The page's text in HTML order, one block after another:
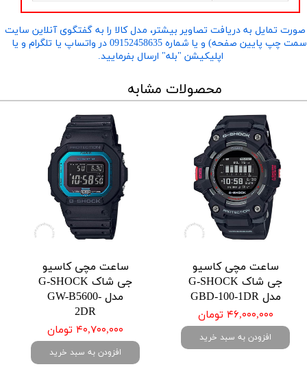
تمایل به دریافت تصاویر بیشتر، مدل کالا را به گفتگوی آنلاین سایت
​​​​​​​(سمت چپ پایین صفحه) و یا شماره 09152458635 در واتساپ یا تلگرام و یا
اپلیکیشن "بله" ارسال بفرمایید.
محصولات مشابه
ساعت مچی کاسیو
جی شاک G-SHOCK
مدل GBD-100-1DR
۴۶,۰۰۰,۰۰۰ تومان
افزودن به سبد خرید
ساعت مچی کاسیو
جی شاک G-SHOCK
مدل GW-B5600-
2DR
۴۰,۷۰۰,۰۰۰ تومان
افزودن به سبد خرید